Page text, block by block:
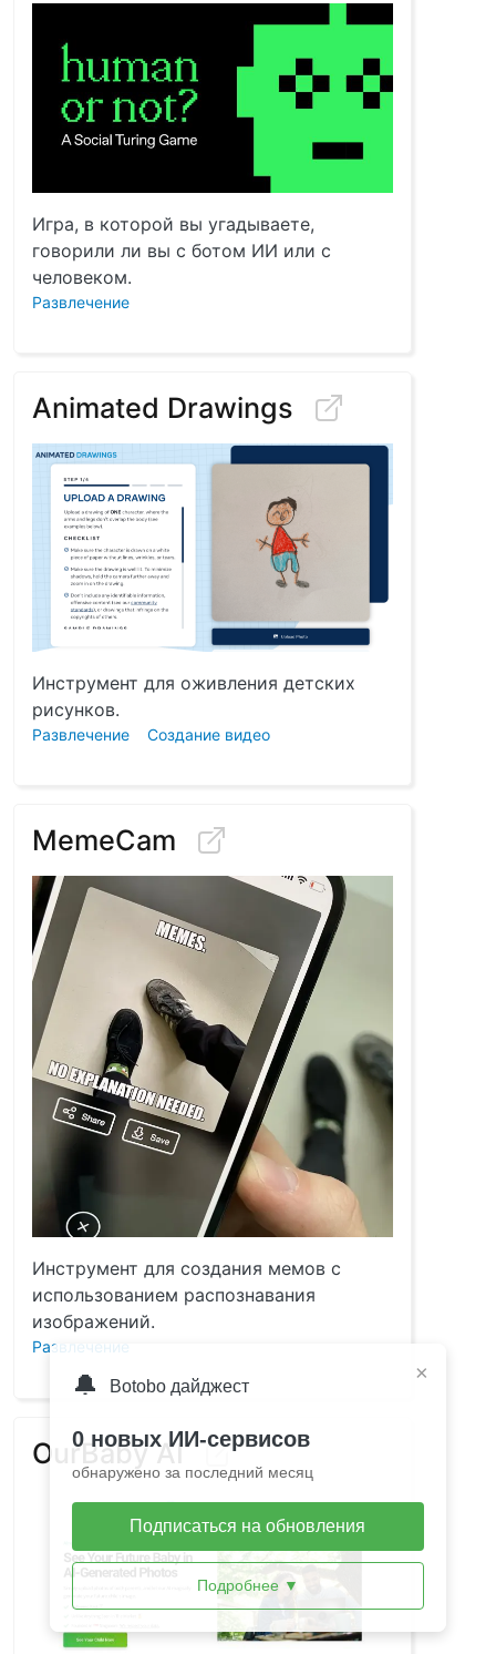
Игра, в которой вы угадываете,
говорили ли вы с ботом ИИ или с
человеком.
Развлечение
Animated Drawings
Инструмент для оживления детских
рисунков.
Развлечение Создание видео
MemeCam
Инструмент для создания мемов с
использованием распознавания
изображений.
Развлечение
OurBaby AI
×
🔔 Botobo дайджест
0 новых ИИ-сервисов
обнаружено за последний месяц
Подписаться на обновления
Подробнее ▼